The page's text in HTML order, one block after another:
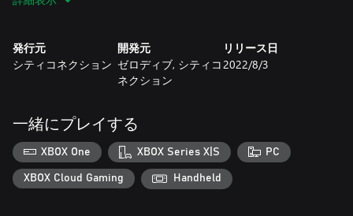
さらに、ついに、
◇自機キャラクター紹介
蒼き石に導かれし戦国五人衆！
暴れん坊巫女 こより
金髪の少女忍者 ユーニス
帰ってきたターボ坊主 天外
復讐の剣術士 翔丸
反逆のからくり武者 ハガネ
発行元
シティコネクション
開発元
ゼロディブ, シティコ
ネクション
リリース日
2022/8/3
一緒にプレイする
XBOX One XBOX Series X|S PC
XBOX Cloud Gaming Handheld